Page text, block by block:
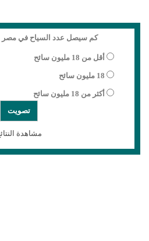
كم سيصل عدد السياح في مصر
أقل من 18 مليون سائح
18 مليون سائح
أكثر من 18 مليون سائح
مشاهدة